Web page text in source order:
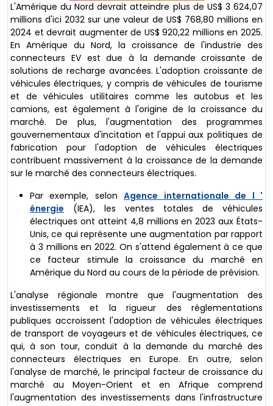
L'Amérique du Nord devrait atteindre plus de US$ 3 624,07
millions d'ici 2032 sur une valeur de US$ 768,80 millions en
2024 et devrait augmenter de US$ 920,22 millions en 2025.
En Amérique du Nord, la croissance de l'industrie des
connecteurs EV est due à la demande croissante de
solutions de recharge avancées. L'adoption croissante de
véhicules électriques, y compris de véhicules de tourisme
et de véhicules utilitaires comme les autobus et les
camions, est également à l'origine de la croissance du
marché. De plus, l'augmentation des programmes
gouvernementaux d'incitation et l'appui aux politiques de
fabrication pour l'adoption de véhicules électriques
contribuent massivement à la croissance de la demande
sur le marché des connecteurs électriques.
Par exemple, selonAgence internationale de l '
énergie (IEA), les ventes totales de véhicules
électriques ont atteint 4,8 millions en 2023 aux États-
Unis, ce qui représente une augmentation par rapport
à 3 millions en 2022. On s'attend également à ce que
ce facteur stimule la croissance du marché en
Amérique du Nord au cours de la période de prévision.
L'analyse régionale montre que l'augmentation des
investissements et la rigueur des réglementations
publiques accroissent l'adoption de véhicules électriques
de transport de voyageurs et de véhicules électriques, ce
qui, à son tour, conduit à la demande du marché des
connecteurs électriques en Europe. En outre, selon
l'analyse de marché, le principal facteur de croissance du
marché au Moyen-Orient et en Afrique comprend
l'augmentation des investissements dans l'infrastructure